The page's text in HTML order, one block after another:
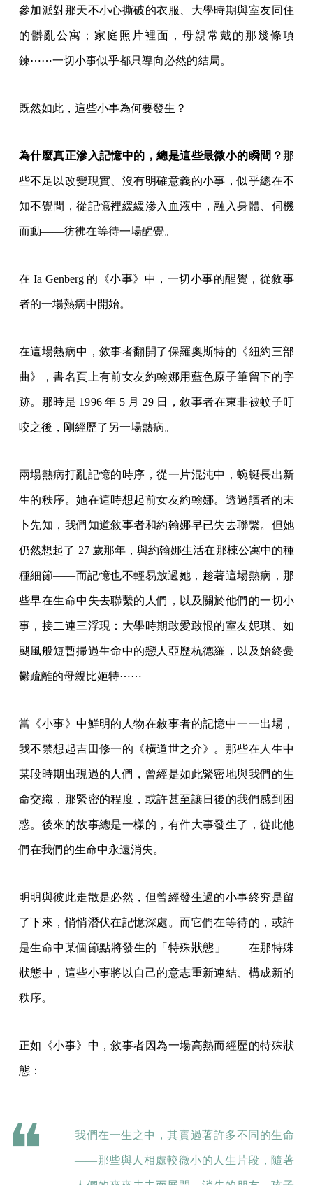
參加派對那天不小心撕破的衣服、大學時期與室友同住
的髒亂公寓；家庭照片裡面，母親常戴的那幾條項
鍊⋯⋯一切小事似乎都只導向必然的結局。
既然如此，這些小事為何要發生？
為什麼真正滲入記憶中的，總是這些最微小的瞬間？那
些不足以改變現實、沒有明確意義的小事，似乎總在不
知不覺間，從記憶裡緩緩滲入血液中，融入身體、伺機
而動——彷彿在等待一場醒覺。
在 Ia Genberg 的《小事》中，一切小事的醒覺，從敘事
者的一場熱病中開始。
在這場熱病中，敘事者翻開了保羅奧斯特的《紐約三部
曲》，書名頁上有前女友約翰娜用藍色原子筆留下的字
跡。那時是 1996 年 5 月 29 日，敘事者在東非被蚊子叮
咬之後，剛經歷了另一場熱病。
兩場熱病打亂記憶的時序，從一片混沌中，蜿蜒長出新
生的秩序。她在這時想起前女友約翰娜。透過讀者的未
卜先知，我們知道敘事者和約翰娜早已失去聯繫。但她
仍然想起了 27 歲那年，與約翰娜生活在那棟公寓中的種
種細節——而記憶也不輕易放過她，趁著這場熱病，那
些早在生命中失去聯繫的人們，以及關於他們的一切小
事，接二連三浮現：大學時期敢愛敢恨的室友妮琪、如
颶風般短暫掃過生命中的戀人亞歷杭德羅，以及始終憂
鬱疏離的母親比姬特⋯⋯
當《小事》中鮮明的人物在敘事者的記憶中一一出場，
我不禁想起吉田修一的《橫道世之介》。那些在人生中
某段時期出現過的人們，曾經是如此緊密地與我們的生
命交織，那緊密的程度，或許甚至讓日後的我們感到困
惑。後來的故事總是一樣的，有件大事發生了，從此他
們在我們的生命中永遠消失。
明明與彼此走散是必然，但曾經發生過的小事終究是留
了下來，悄悄潛伏在記憶深處。而它們在等待的，或許
是生命中某個節點將發生的「特殊狀態」——在那特殊
狀態中，這些小事將以自己的意志重新連結、構成新的
秩序。
正如《小事》中，敘事者因為一場高熱而經歷的特殊狀
態：
我們在一生之中，其實過著許多不同的生命
——那些與人相處較微小的人生片段，隨著